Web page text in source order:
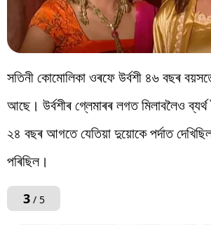
সতিনী কোমোলিকা ওৰফে উৰ্বশী ৪৬ বছৰ
আছে। উৰ্বশীৰ গ্লেমাৰৰ লগত মিলাবলৈও ব্যৰ্থ
২৪ বছৰ আগতে যেতিয়া দুয়োকে পৰ্দাত
পৰিছিল।
3/ 5